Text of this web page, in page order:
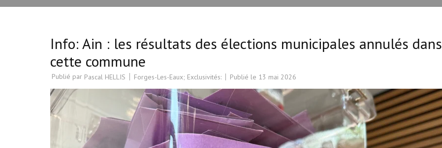
Info: Ain : les résultats des élections municipales annulés dans
cette commune
Publié par Pascal HELLIS Forges-Les-Eaux; Exclusivités: Publié le 13 mai 2026